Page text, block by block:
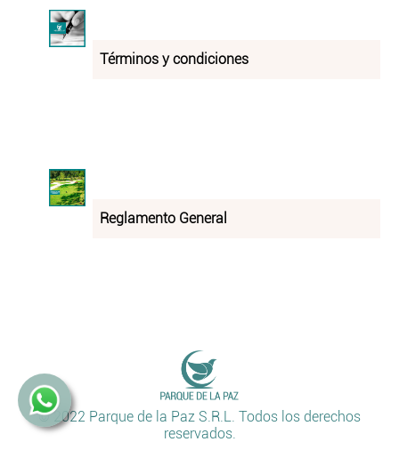
Términos y condiciones
Reglamento General
© 2022 Parque de la Paz S.R.L. Todos los derechos
reservados.
Atención
24